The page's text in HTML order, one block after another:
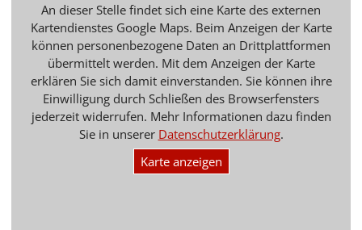
An dieser Stelle findet sich eine Karte des externen
Kartendienstes Google Maps. Beim Anzeigen der Karte
können personenbezogene Daten an Drittplattformen
übermittelt werden. Mit dem Anzeigen der Karte
erklären Sie sich damit einverstanden. Sie können ihre
Einwilligung durch Schließen des Browserfensters
jederzeit widerrufen. Mehr Informationen dazu finden
Sie in unserer Datenschutzerklärung.
Karte anzeigen